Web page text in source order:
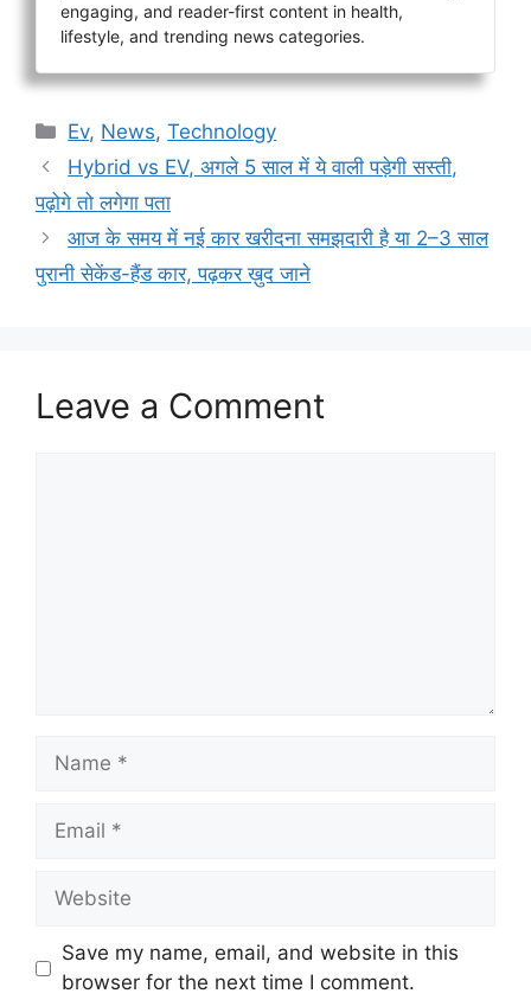
engaging, and reader-first content in health,
lifestyle, and trending news categories.
Categories
Ev, News,Technology
Hybrid vs EV, अगले 5 साल में ये वाली पड़ेगी सस्ती,
पढ़ोगे तो लगेगा पता
आज के समय में नई कार खरीदना समझदारी है या 2–3 साल
पुरानी सेकेंड-हैंड कार, पढ़कर ख़ुद जाने
Leave a Comment
Name
Email
Website
Save my name, email, and website in this
browser for the next time I comment.